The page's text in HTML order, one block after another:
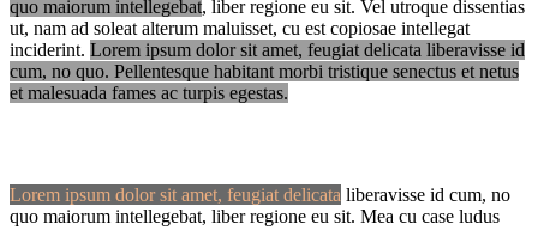
quo maiorum intellegebat, liber regione eu sit. Vel utroque dissentias
ut, nam ad soleat alterum maluisset, cu est copiosae intellegat
inciderint. Lorem ipsum dolor sit amet, feugiat delicata liberavisse id
cum, no quo. Pellentesque habitant morbi tristique senectus et netus
et malesuada fames ac turpis egestas.
Lorem ipsum dolor sit amet, feugiat delicata liberavisse id cum, no
quo maiorum intellegebat, liber regione eu sit. Mea cu case ludus